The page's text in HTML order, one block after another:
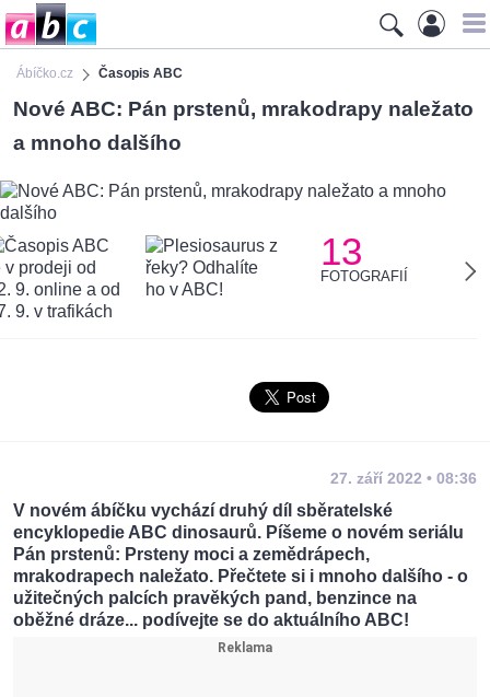
Ábíčko.cz Časopis ABC
Nové ABC: Pán prstenů, mrakodrapy naležato
a mnoho dalšího
13
FOTOGRAFIÍ
27. září 2022 • 08:36
V novém ábíčku vychází druhý díl sběratelské
encyklopedie ABC dinosaurů. Píšeme o novém seriálu
Pán prstenů: Prsteny moci a zemědrápech,
mrakodrapech naležato. Přečtete si i mnoho dalšího - o
užitečných palcích pravěkých pand, benzince na
oběžné dráze... podívejte se do aktuálního ABC!